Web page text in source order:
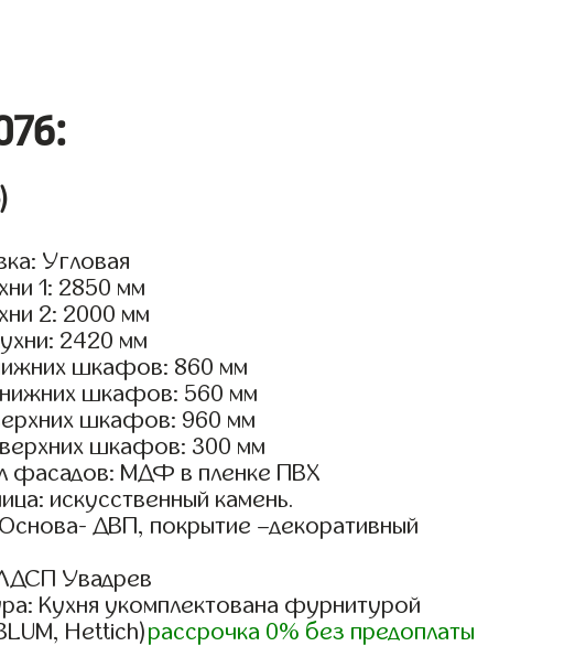
Угловая
1: 2850 мм
2: 2000 мм
2420 мм
шкафов: 860 мм
шкафов: 560 мм
шкафов: 960 мм
шкафов: 300 мм
фасадов: МДФ в пленке ПВХ
искусственный камень.
ДВП, покрытие –декоративный
Увадрев
Кухня укомплектована фурнитурой
Hettich)рассрочка 0% без предоплаты